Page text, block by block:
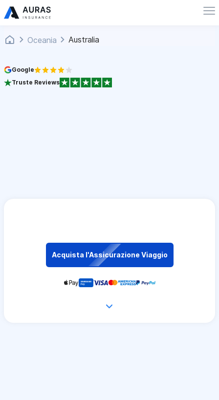
Oceania Australia
Google
Truste Reviews
Acquista l'Assicurazione Viaggio